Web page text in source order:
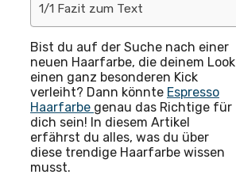
1/1 Fazit zum Text
Bist du auf der Suche nach einer
neuen Haarfarbe, die deinem Look
einen ganz besonderen Kick
verleiht? Dann könnte Espresso
Haarfarbe genau das Richtige für
dich sein! In diesem Artikel
erfährst du alles, was du über
diese trendige Haarfarbe wissen
musst.